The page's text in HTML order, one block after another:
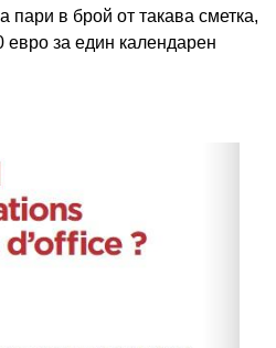
пари в брой от такава сметка,
евро за един календарен